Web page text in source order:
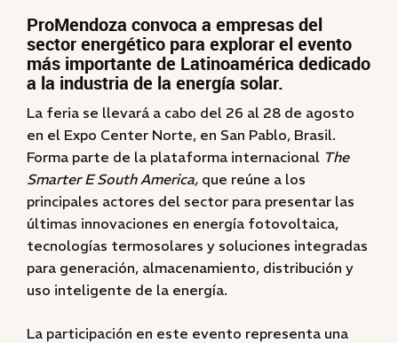
ProMendoza convoca a empresas del
sector energético para explorar el evento
más importante de Latinoamérica dedicado
a la industria de la energía solar.
La feria se llevará a cabo del 26 al 28 de agosto
en el Expo Center Norte, en San Pablo, Brasil.
Forma parte de la plataforma internacional The
Smarter E South America, que reúne a los
principales actores del sector para presentar las
últimas innovaciones en energía fotovoltaica,
tecnologías termosolares y soluciones integradas
para generación, almacenamiento, distribución y
uso inteligente de la energía.
La participación en este evento representa una